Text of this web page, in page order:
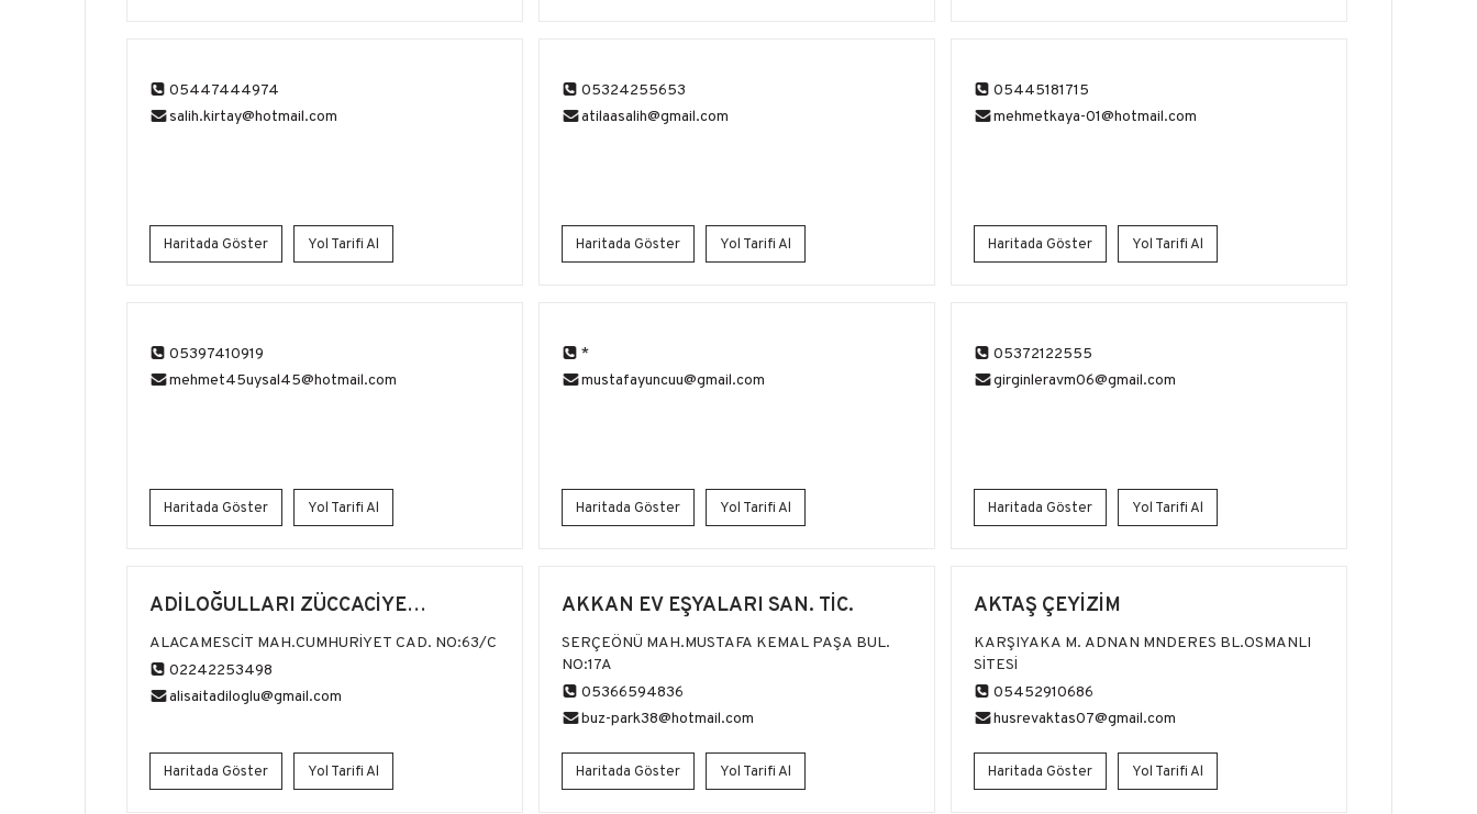
05447444974
salih.kirtay@hotmail.com
Haritada Göster Yol Tarifi Al
05324255653
atilaasalih@gmail.com
Haritada Göster Yol Tarifi Al
05445181715
mehmetkaya-01@hotmail.com
Haritada Göster Yol Tarifi Al
05397410919
mehmet45uysal45@hotmail.com
Haritada Göster Yol Tarifi Al
*
mustafayuncuu@gmail.com
Haritada Göster Yol Tarifi Al
05372122555
girginleravm06@gmail.com
Haritada Göster Yol Tarifi Al
ADİLOĞULLARI ZÜCCACİYE
MAĞAZALARI
ALACAMESCİT MAH.CUMHURİYET CAD. NO:63/C
02242253498
alisaitadiloglu@gmail.com
Haritada Göster Yol Tarifi Al
AKKAN EV EŞYALARI SAN. TİC.
SERÇEÖNÜ MAH.MUSTAFA KEMAL PAŞA BUL.
NO:17A
05366594836
buz-park38@hotmail.com
Haritada Göster Yol Tarifi Al
AKTAŞ ÇEYİZİM
KARŞIYAKA M. ADNAN MNDERES BL.OSMANLI
SİTESİ
05452910686
husrevaktas07@gmail.com
Haritada Göster Yol Tarifi Al